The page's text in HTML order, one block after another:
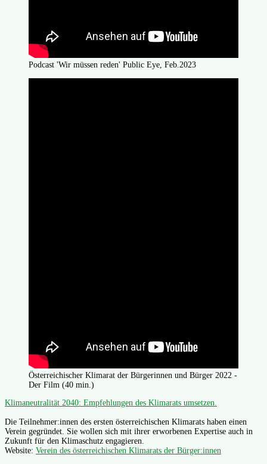
Podcast 'Wir müssen reden' Public Eye, Feb.2023
Österreichischer Klimarat der Bürgerinnen und Bürger 2022 -
Der Film (40 min.)
Klimaneutralität 2040: Empfehlungen des Klimarats umsetzen.
Die Teilnehmer:innen des ersten österreichischen Klimarats haben einen
Verein gegründet. Sie wollen sich mit ihrer erworbenen Expertise auch in
Zukunft für den Klimaschutz engagieren.
Website: Verein des österreichischen Klimarats der Bürger:innen